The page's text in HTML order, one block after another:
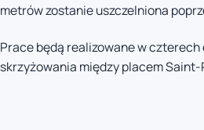
metrów zostanie uszczelniona
Prace będą realizowane w
skrzyżowania między placem